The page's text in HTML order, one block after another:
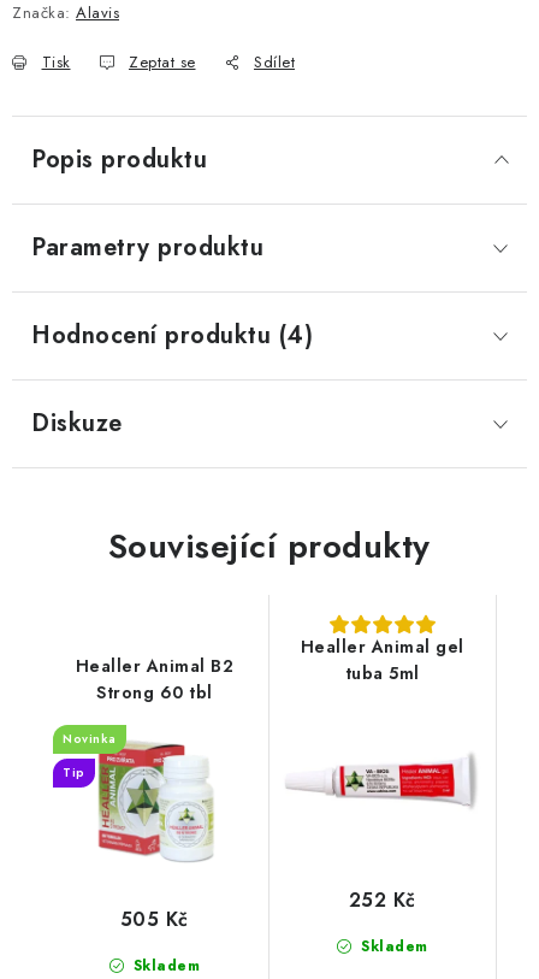
Značka: Alavis
Tisk Zeptat se Sdílet
Popis produktu
Parametry produktu
Hodnocení produktu (4)
Diskuze
Související produkty
Healler Animal B2
Strong 60 tbl
Novinka
Tip
Skladem
505 Kč
Healler Animal gel
tuba 5ml
Skladem
252 Kč